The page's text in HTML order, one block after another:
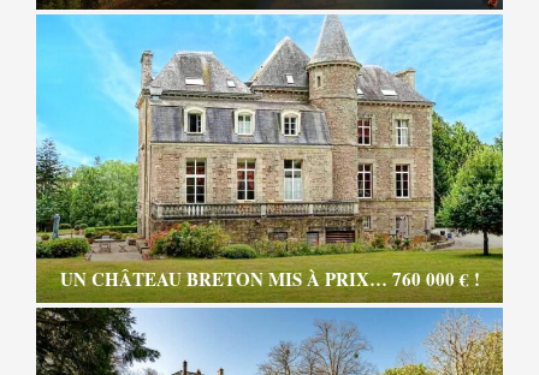
UN CHÂTEAU BRETON MIS À PRIX… 760 000 € !